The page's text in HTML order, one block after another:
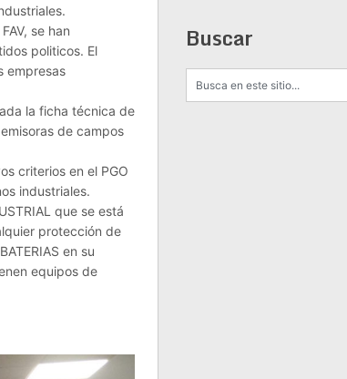
se han
politicos. El
empresas
la ficha técnica de
de campos
criterios en el PGO
industriales.
que se está
protección de
en su
equipos de
Buscar